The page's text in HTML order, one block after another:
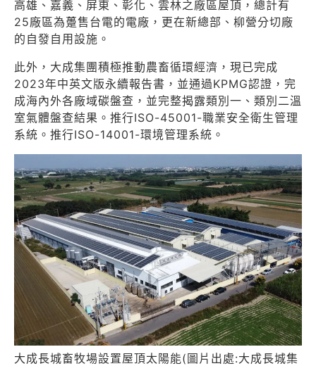
高雄、嘉義、屏東、彰化、雲林之廠區屋頂，總計有
25廠區為躉售台電的電廠，更在新總部、柳營分切廠
的自發自用設施。
此外，大成集團積極推動農畜循環經濟，現已完成
2023年中英文版永續報告書，並通過KPMG認證，完
成海內外各廠域碳盤查，並完整揭露類別一、類別二溫
室氣體盤查結果。推行ISO-45001-職業安全衛生管理
系統。推行ISO-14001-環境管理系統。
大成長城畜牧場設置屋頂太陽能(圖片出處:大成長城集